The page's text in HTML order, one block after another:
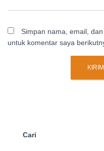
Simpan nama, email,
untuk komentar saya
Cari